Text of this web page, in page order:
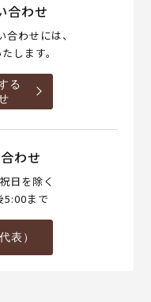
合わせ
わせには、
します。
る
わせ
日を除く
5:00まで
表）